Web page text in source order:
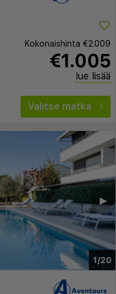
Kokonaishinta €2.009
€1.005
lue lisää
Valitse matka
1/20
▶︎